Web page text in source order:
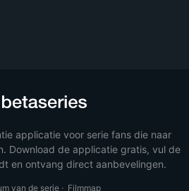
applicatie voor serie fans die naar
Download de applicatie gratis, vul de
en ontvang direct aanbevelingen.
van de serie · Filmmap